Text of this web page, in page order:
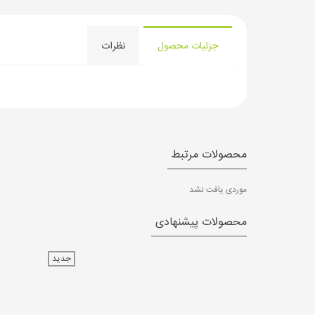
جزئیات محصول نظرات
محصولات مرتبط
موردی یافت نشد
محصولات پیشنهادی
جدید